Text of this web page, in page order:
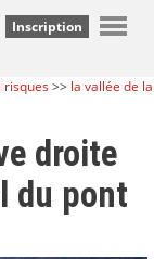
Inscription
risques>> la vallée de la
droite
du pont